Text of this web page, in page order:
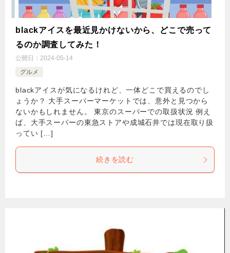
blackアイスを最近見かけないから、どこで売って
るのか調査してみた！
公開日： 2024-05-14
グルメ
blackアイスが気になるけれど、一体どこで買えるのでし
ょうか？ 大手スーパーマーケットでは、意外と見つから
ないかもしれません。 東京のスーパーでの取扱状況 例え
ば、大手スーパーの東急ストアや成城石井では現在取り扱
ってい […]
続きを読む